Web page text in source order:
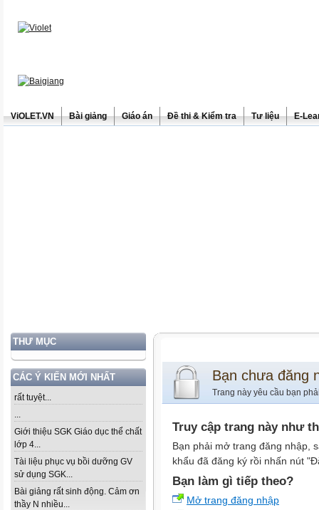
ViOLET.VN Bài giảng Giáo án Đề thi & Kiểm tra Tư liệu E-
THƯ MỤC
CÁC Ý KIẾN MỚI NHẤT
rất tuyệt...
...
Giới thiệu SGK Giáo dục thể chất
lớp 4...
Tài liệu phục vụ bồi dưỡng GV
sử dụng SGK...
Bài giảng rất sinh động. Cảm ơn
thầy N nhiều...
Bạn chưa đăng
Trang này yêu cầu bạn
Truy cập trang này như
Bạn phải mở trang đăng nhập,
khẩu đã đăng ký rồi nhấn nút
Bạn làm gì tiếp theo?
Mở trang đăng nhập